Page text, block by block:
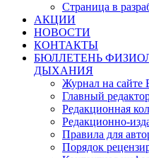
Страница в
АКЦИИ
НОВОСТИ
КОНТАКТЫ
БЮЛЛЕТЕНЬ
ДЫХАНИЯ
Журнал на сайте
Главный
Редакционная
Редакционно-
Правила для
Порядок